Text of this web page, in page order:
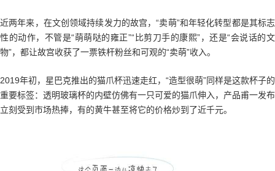
近两年来，在文创领域持续发力的故宫，“卖萌”和年轻化转型都是其标志
性的动作，不管是“萌萌哒的雍正”“比剪刀手的康熙”，还是“会说话的文
物”，都让故宫收获了一票铁杆粉丝和可观的“卖萌”收入。
2019年初，星巴克推出的猫爪杯迅速走红，“造型很萌”同样是这款杯子的
重要标签：透明玻璃杯的内壁仿佛有一只可爱的猫爪伸入，产品甫一发布
立刻受到市场热捧，有的黄牛甚至将它的价格炒到了近千元。